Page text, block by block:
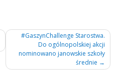
#GaszynChallenge Starostwa.
Do ogólnopolskiej akcji
nominowano janowskie szkoły
średnie